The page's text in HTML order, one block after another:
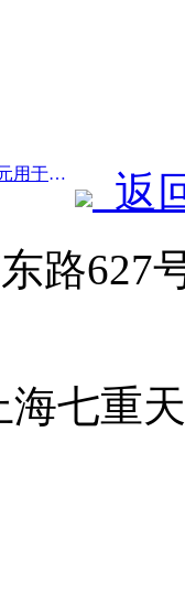
前一篇：黄山旅游：拟投资5.3亿元用于酒店改造
返
路627
海七